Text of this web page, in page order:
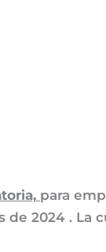
para
de 2024 . La